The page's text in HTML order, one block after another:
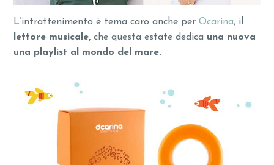
L’intrattenimento è tema caro anche perOcarina, il
lettore musicale, che questa estate dedica una nuova
una playlist al mondo del mare.